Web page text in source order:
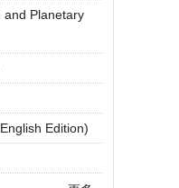
and Planetary
Edition)